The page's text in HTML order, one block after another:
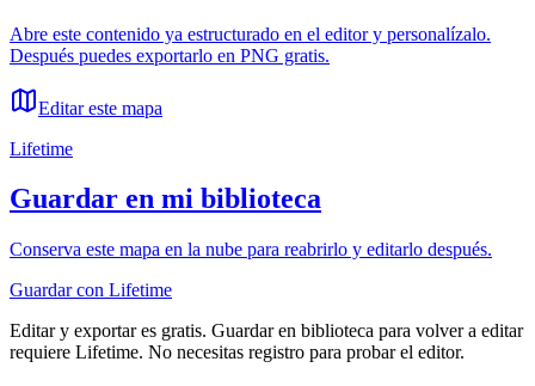
Abre este contenido ya estructurado en el editor y personalízalo.
Después puedes exportarlo en PNG gratis.
Editar este mapa
Lifetime
Guardar en mi biblioteca
Conserva este mapa en la nube para reabrirlo y editarlo después.
Guardar con Lifetime
Editar y exportar es gratis. Guardar en biblioteca para volver a editar
requiere Lifetime. No necesitas registro para probar el editor.